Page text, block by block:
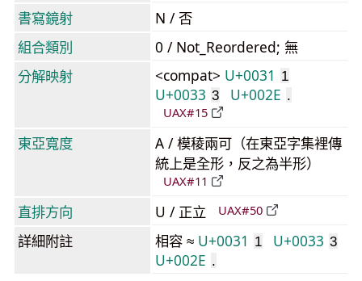
書寫鏡射
N / 否
組合類別
0 / Not_Reordered; 無
分解映射
<compat> U+0031 1
U+0033 3 U+002E
UAX#15
東亞寬度
A / 模稜兩可（在東亞字集裡傳
統上是全形，反之為半形）
UAX#11
直排方向 U / 正立 UAX#50
詳細附註 相容 ≈ U+0031 1 U+0033 3
U+002E